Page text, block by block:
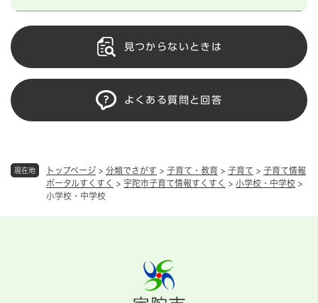
現在地 トップページ > 分類でさがす > 子育て・教育 > 子育て > 子育て情報
ポータルすくすく
> 宇陀市子育て情報すくすく > 小学校・中学校 >
小学校・中学校
見つからないときは
よくある質問と回答